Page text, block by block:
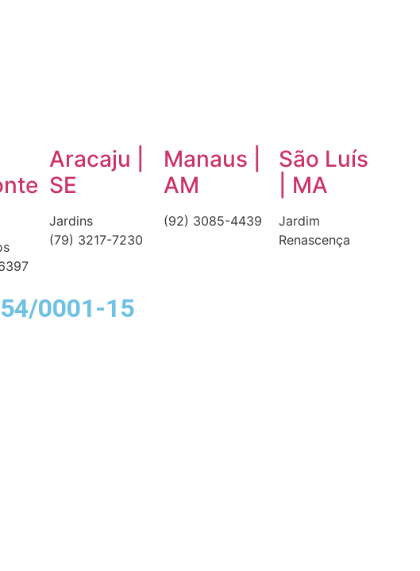
Aracaju |
SE
Jardins
(79) 3217-7230
Manaus |
AM
(92) 3085-4439
São Luís
| MA
Jardim
Renascença
0001-15